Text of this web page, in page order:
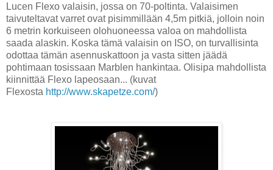
Lucen Flexo valaisin, jossa on 70-poltinta. Valaisimen
taivuteltavat varret ovat pisimmillään 4,5m pitkiä, jolloin noin
6 metrin korkuiseen olohuoneessa valoa on mahdollista
saada alaskin. Koska tämä valaisin on ISO, on turvallisinta
odottaa tämän asennuskattoon ja vasta sitten jäädä
pohtimaan tosissaan Marblen hankintaa. Olisipa mahdollista
kiinnittää Flexo lapeosaan... (kuvat
Flexosta http://www.skapetze.com/)